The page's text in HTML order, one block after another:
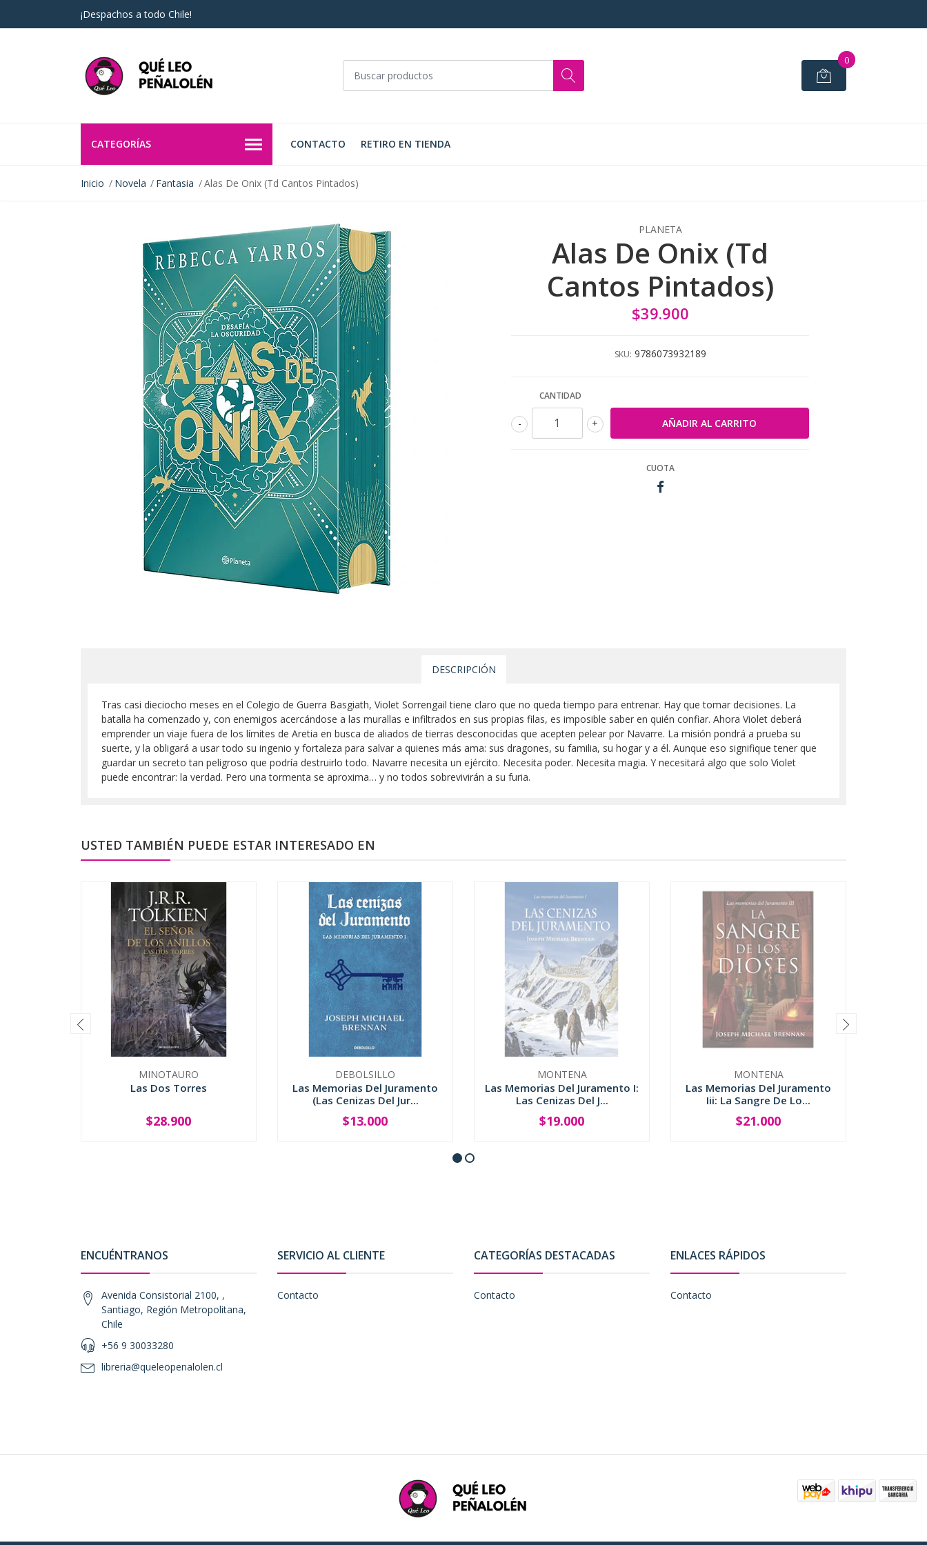
¡Despachos a todo Chile!
0
CATEGORÍAS CONTACTO RETIRO EN TIENDA
Inicio Novela Fantasia Alas De Onix (Td Cantos Pintados)
PLANETA
Alas De Onix (Td
Cantos Pintados)
$39.900
SKU: 9786073932189
CANTIDAD
+
-
CUOTA
DESCRIPCIÓN
Tras casi dieciocho meses en el Colegio de Guerra Basgiath, Violet Sorrengail tiene claro que no queda tiempo para entrenar. Hay que tomar decisiones. La
batalla ha comenzado y, con enemigos acercándose a las murallas e infiltrados en sus propias filas, es imposible saber en quién confiar. Ahora Violet deberá
emprender un viaje fuera de los límites de Aretia en busca de aliados de tierras desconocidas que acepten pelear por Navarre. La misión pondrá a prueba su
suerte, y la obligará a usar todo su ingenio y fortaleza para salvar a quienes más ama: sus dragones, su familia, su hogar y a él. Aunque eso signifique tener que
guardar un secreto tan peligroso que podría destruirlo todo. Navarre necesita un ejército. Necesita poder. Necesita magia. Y necesitará algo que solo Violet
puede encontrar: la verdad. Pero una tormenta se aproxima… y no todos sobrevivirán a su furia.
USTED TAMBIÉN PUEDE ESTAR INTERESADO EN
MINOTAURO
Las Dos Torres
+
$28.900
DEBOLSILLO
Las Memorias Del Juramento
(Las Cenizas Del Jur...
+
$13.000
MONTENA
Las Memorias Del Juramento I:
Las Cenizas Del J...
SOLD OUT
$19.000
MONTENA
Las Memorias Del Juramento
Iii: La Sangre De Lo...
SOLD OUT
$21.000
ENCUÉNTRANOS
Avenida Consistorial 2100, ,
Santiago, Región Metropolitana,
Chile
+56 9 30033280
libreria@queleopenalolen.cl
SERVICIO AL CLIENTE
Contacto
CATEGORÍAS DESTACADAS
Contacto
ENLACES RÁPIDOS
Contacto